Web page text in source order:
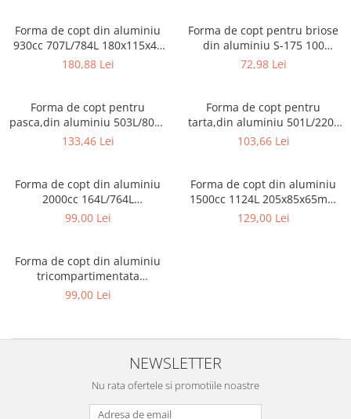
Cutii Pizza Blank
Cutii Pizza Generic
Forma de copt din aluminiu
930cc 707L/784L 180x115x40
mm 100 buc/set
180,88 Lei
Forma de copt pentru briose
din aluminiu S-175 100
buc/set
72,98 Lei
Forma de copt pentru
pasca,din aluminiu 503L/803L
100buc/set
133,46 Lei
Forma de copt pentru
tarta,din aluminiu 501L/220L
100buc/set
103,66 Lei
Forma de copt din aluminiu
2000cc 164L/764L
215x145x55mm 50 buc/set
99,00 Lei
Forma de copt din aluminiu
1500cc 1124L 205x85x65mm
100 buc/set
129,00 Lei
Forma de copt din aluminiu
tricompartimentata
681L/326CL 200X150X25mm
99,00 Lei
NEWSLETTER
Nu rata ofertele si promotiile noastre